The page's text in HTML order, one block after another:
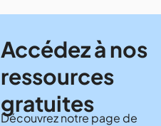
Accédez à nos
ressources
gratuites
Découvrez notre page de